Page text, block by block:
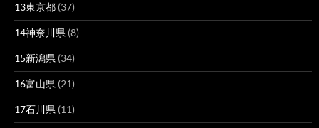
13東京都 (37)
14神奈川県 (8)
15新潟県 (34)
16富山県 (21)
17石川県 (11)